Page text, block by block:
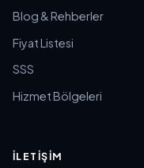
Blog & Rehberler
Fiyat Listesi
SSS
Hizmet Bölgeleri
İLETIŞIM